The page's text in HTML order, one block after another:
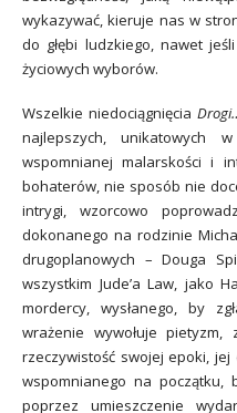
wykazywać, kieruje nas w
do głębi ludzkiego, nawet
życiowych wyborów.
Wszelkie niedociągnięcia
najlepszych, unikatowych
wspomnianej malarskości i
bohaterów, nie sposób nie
intrygi, wzorcowo
dokonanego na rodzinie
drugoplanowych – Douga
wszystkim Jude’a Law, jako
mordercy, wysłanego, by
wrażenie wywołuje
rzeczywistość swojej epoki,
wspomnianego na początku,
poprzez umieszczenie